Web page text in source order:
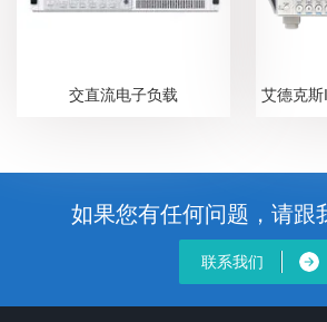
交直流电子负载
如果您有任何问题，请跟
联系我们